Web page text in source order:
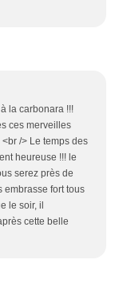
la carbonara !!!
ces merveilles
/> Le temps des
heureuse !!! le
serez près de
embrasse fort tous
le soir, il
cette belle